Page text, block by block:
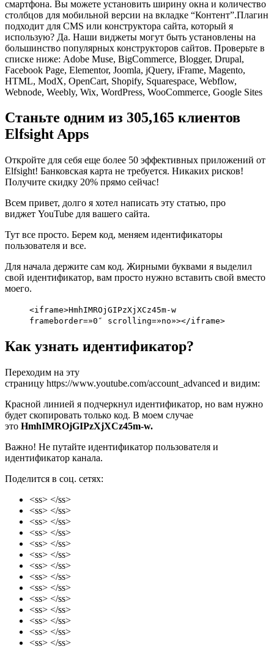
смартфона. Вы можете установить ширину окна и количество
столбцов для мобильной версии на вкладке “Контент”.Плагин
подходит для CMS или конструктора сайта, который я
использую? Да. Наши виджеты могут быть установлены на
большинство популярных конструкторов сайтов. Проверьте в
списке ниже: Adobe Muse, BigCommerce, Blogger, Drupal,
Facebook Page, Elementor, Joomla, jQuery, iFrame, Magento,
HTML, ModX, OpenCart, Shopify, Squarespace, Webflow,
Webnode, Weebly, Wix, WordPress, WooCommerce, Google Sites
Станьте одним из 305,165 клиентов
Elfsight Apps
Откройте для себя еще более 50 эффективных приложений от
Elfsight! Банковская карта не требуется. Никаких рисков!
Получите скидку 20% прямо сейчас!
Всем привет, долго я хотел написать эту статью, про
виджет YouTube для вашего сайта.
Тут все просто. Берем код, меняем идентификаторы
пользователя и все.
Для начала держите сам код. Жирными буквами я выделил
свой идентификатор, вам просто нужно вставить свой вместо
моего.
<iframe>HmhIMROjGIPzXjXCz45m-w
frameborder=»0″ scrolling=»no»></iframe>
Как узнать идентификатор?
Переходим на эту
страницу https://www.youtube.com/account_advanced и видим:
Красной линией я подчеркнул идентификатор, но вам нужно
будет скопировать только код. В моем случае
это HmhIMROjGIPzXjXCz45m-w.
Важно! Не путайте идентификатор пользователя и
идентификатор канала.
Поделится в соц. сетях:
<ss> </ss>
<ss> </ss>
<ss> </ss>
<ss> </ss>
<ss> </ss>
<ss> </ss>
<ss> </ss>
<ss> </ss>
<ss> </ss>
<ss> </ss>
<ss> </ss>
<ss> </ss>
<ss> </ss>
<ss> </ss>